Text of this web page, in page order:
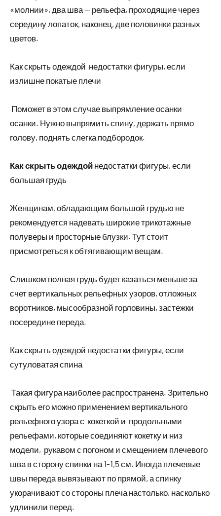
«молнии», два шва — рельефа, проходящие через
середину лопаток, наконец, две половинки разных
цветов.
Как скрыть одеждой недостатки фигуры, если
излишне покатые плечи
Поможет в этом случае выпрямление осанки
осанки. Нужно выпрямить спину, держать прямо
голову, поднять слегка подбородок.
Как скрыть одеждой недостатки фигуры, если
большая грудь
Женщинам, обладающим большой грудью не
рекомендуется надевать широкие трикотажные
полуверы и просторные блузки. Тут стоит
присмотреться к обтягивающим вещам.
Слишком полная грудь будет казаться меньше за
счет вертикальных рельефных узоров, отложных
воротников, мысообразной горловины, застежки
посередине переда.
Как скрыть одеждой недостатки фигуры, если
сутуловатая спина
Такая фигура наиболее распространена. Зрительно
скрыть его можно применением вертикального
рельефного узора с кокеткой и продольными
рельефами, которые соединяют кокетку и низ
модели, рукавом с погоном и смещением плечевого
шва в сторону спинки на 1-1,5 см. Иногда плечевые
швы переда вывязывают по прямой, а спинку
укорачивают со стороны плеча настолько, насколько
удлинили перед.